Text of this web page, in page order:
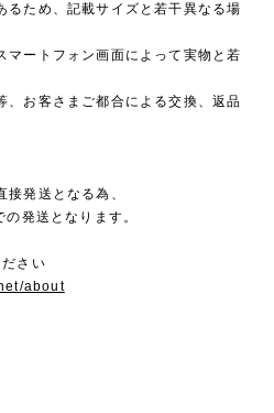
るため、記載サイズと若干異なる場
マートフォン画面によって実物と若
、お客さまご都合による交換、返品
接発送となる為、
発送となります。
さい
about